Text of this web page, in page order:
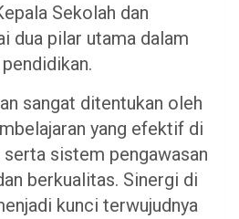
Sekolah dan
dua pilar utama dalam
sangat ditentukan oleh
yang efektif di
sistem pengawasan
berkualitas. Sinergi di
kunci terwujudnya